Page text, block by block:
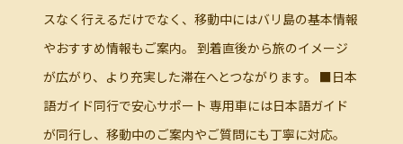
スなく行えるだけでなく、移動中にはバリ島の基本情報
やおすすめ情報もご案内。 到着直後から旅のイメージ
が広がり、より充実した滞在へとつながります。 ■日本
語ガイド同行で安心サポート 専用車には日本語ガイド
が同行し、移動中のご案内やご質問にも丁寧に対応。